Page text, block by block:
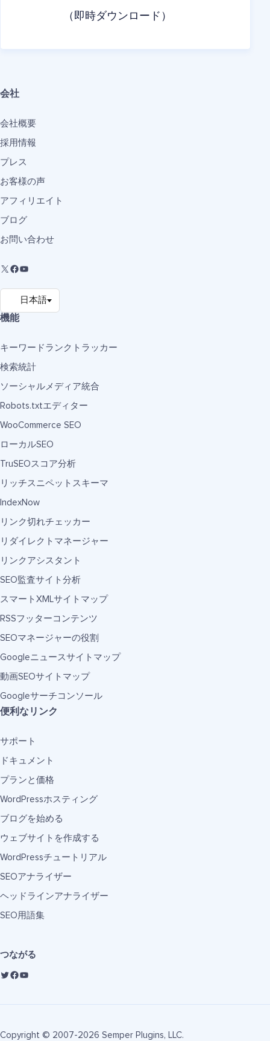
（即時ダウンロード）
会社
会社概要
採用情報
プレス
お客様の声
アフィリエイト
ブログ
お問い合わせ
機能
キーワードランクトラッカー
検索統計
ソーシャルメディア統合
Robots.txtエディター
WooCommerce SEO
ローカルSEO
TruSEOスコア分析
リッチスニペットスキーマ
IndexNow
リンク切れチェッカー
リダイレクトマネージャー
リンクアシスタント
SEO監査サイト分析
スマートXMLサイトマップ
RSSフッターコンテンツ
SEOマネージャーの役割
Googleニュースサイトマップ
動画SEOサイトマップ
Googleサーチコンソール
便利なリンク
サポート
ドキュメント
プランと価格
WordPressホスティング
ブログを始める
ウェブサイトを作成する
WordPressチュートリアル
SEOアナライザー
ヘッドラインアナライザー
SEO用語集
つながる
Copyright © 2007-2026 Semper Plugins, LLC.